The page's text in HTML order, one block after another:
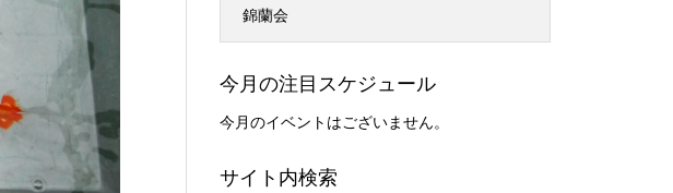
錦蘭会
今月の注目スケジュール
今月のイベントはございません。
サイト内検索